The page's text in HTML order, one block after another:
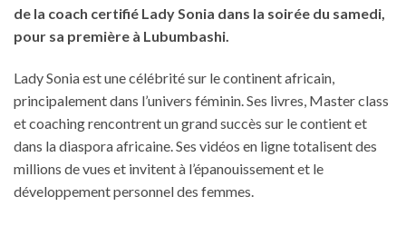
de la coach certifié Lady Sonia dans la soirée du samedi,
pour sa première à Lubumbashi.
Lady Sonia est une célébrité sur le continent africain,
principalement dans l’univers féminin. Ses livres, Master class
et coaching rencontrent un grand succès sur le contient et
dans la diaspora africaine. Ses vidéos en ligne totalisent des
millions de vues et invitent à l’épanouissement et le
développement personnel des femmes.